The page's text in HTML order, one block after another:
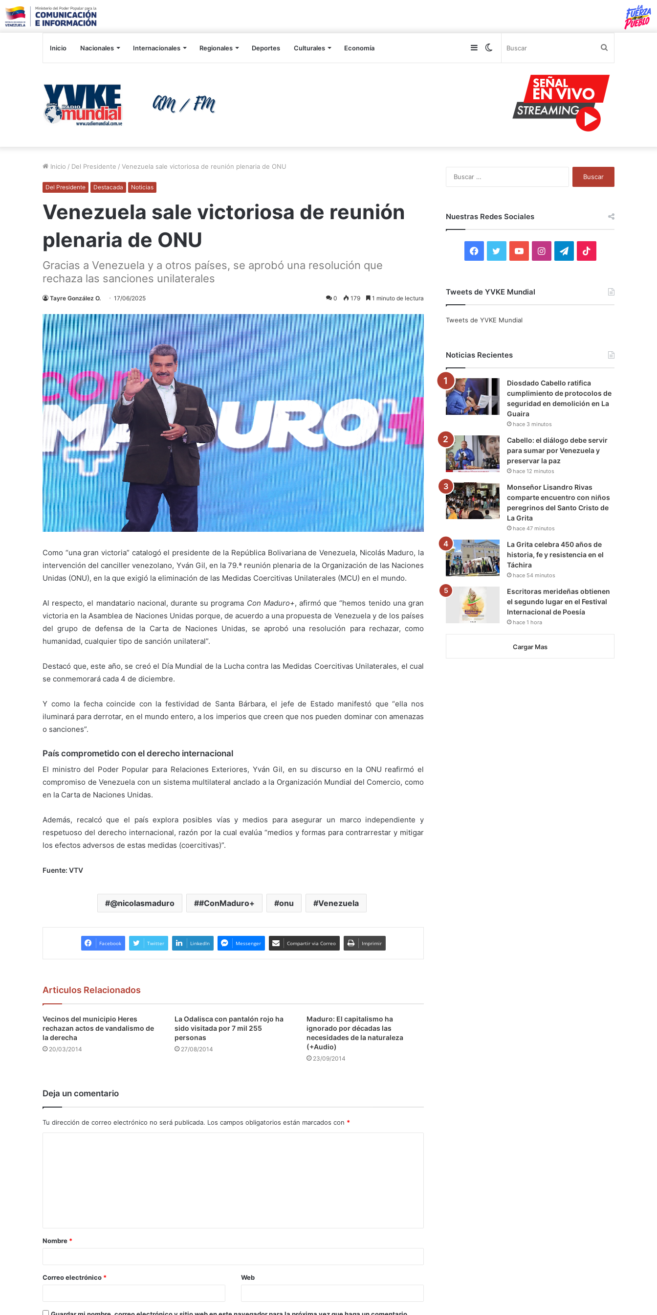
Inicio Nacionales Internacionales Regionales Deportes Culturales Economía Switch
Sidebar
Inicio / Del Presidente / Venezuela sale victoriosa de reunión plenaria de ONU
Del Presidente Destacada Noticias
Venezuela sale victoriosa de reunión
plenaria de ONU
Gracias a Venezuela y a otros países, se aprobó una resolución que
rechaza las sanciones unilaterales
Tayre González O. 17/06/2025 0 179 1 minuto de lectura
Como “una gran victoria” catalogó el presidente de la República Bolivariana de Venezuela, Nicolás Maduro, la
intervención del canciller venezolano, Yván Gil, en la 79.ª reunión plenaria de la Organización de las Naciones
Unidas (ONU), en la que exigió la eliminación de las Medidas Coercitivas Unilaterales (MCU) en el mundo.
Al respecto, el mandatario nacional, durante su programa Con Maduro+, afirmó que “hemos tenido una gran
victoria en la Asamblea de Naciones Unidas porque, de acuerdo a una propuesta de Venezuela y de los países
del grupo de defensa de la Carta de Naciones Unidas, se aprobó una resolución para rechazar, como
humanidad, cualquier tipo de sanción unilateral”.
Destacó que, este año, se creó el Día Mundial de la Lucha contra las Medidas Coercitivas Unilaterales, el cual
se conmemorará cada 4 de diciembre.
Y como la fecha coincide con la festividad de Santa Bárbara, el jefe de Estado manifestó que “ella nos
iluminará para derrotar, en el mundo entero, a los imperios que creen que nos pueden dominar con amenazas
o sanciones”.
País comprometido con el derecho internacional
El ministro del Poder Popular para Relaciones Exteriores, Yván Gil, en su discurso en la ONU reafirmó el
compromiso de Venezuela con un sistema multilateral anclado a la Organización Mundial del Comercio, como
en la Carta de Naciones Unidas.
Además, recalcó que el país explora posibles vías y medios para asegurar un marco independiente y
respetuoso del derecho internacional, razón por la cual evalúa “medios y formas para contrarrestar y mitigar
los efectos adversos de estas medidas (coercitivas)”.
Fuente: VTV
@nicolasmaduro #ConMaduro+ onu Venezuela
Facebook Twitter LinkedIn Messenger Compartir via Correo Imprimir
Articulos Relacionados
Vecinos del municipio Heres
rechazan actos de vandalismo de
la derecha
20/03/2014
La Odalisca con pantalón rojo ha
sido visitada por 7 mil 255
personas
27/08/2014
Maduro: El capitalismo ha
ignorado por décadas las
necesidades de la naturaleza
(+Audio)
23/09/2014
Deja un comentario
Tu dirección de correo electrónico no será publicada. Los campos obligatorios están marcados con *
a
r
*
Nombre *
Correo electrónico * Web
Nuestras Redes Sociales
F
c
o
k
i
r
Y
u
e
I
r
a
m
T
a
m
Tweets de YVKE Mundial
Tweets de YVKE Mundial
Noticias Recientes
Diosdado Cabello ratifica
cumplimiento de protocolos de
seguridad en demolición en La
Guaira
hace 3 minutos
Cabello: el diálogo debe servir
para sumar por Venezuela y
preservar la paz
hace 12 minutos
Monseñor Lisandro Rivas
comparte encuentro con niños
peregrinos del Santo Cristo de
La Grita
hace 47 minutos
La Grita celebra 450 años de
historia, fe y resistencia en el
Táchira
hace 54 minutos
Escritoras merideñas obtienen
el segundo lugar en el Festival
Internacional de Poesía
hace 1 hora
Cargar Mas